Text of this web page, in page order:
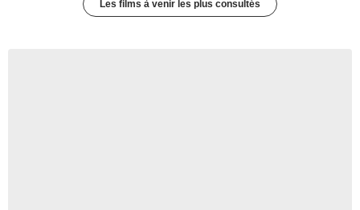
Les films à venir les plus consultés